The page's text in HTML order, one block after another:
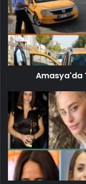
Amasya'da